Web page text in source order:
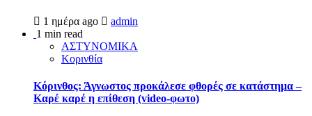
1 ημέρα ago
admin
1 min read
ΑΣΤΥΝΟΜΙΚΑ
Κορινθία
Κόρινθος: Άγνωστος προκάλεσε φθορές σε κατάστημα –
Καρέ καρέ η επίθεση (video-φωτο)